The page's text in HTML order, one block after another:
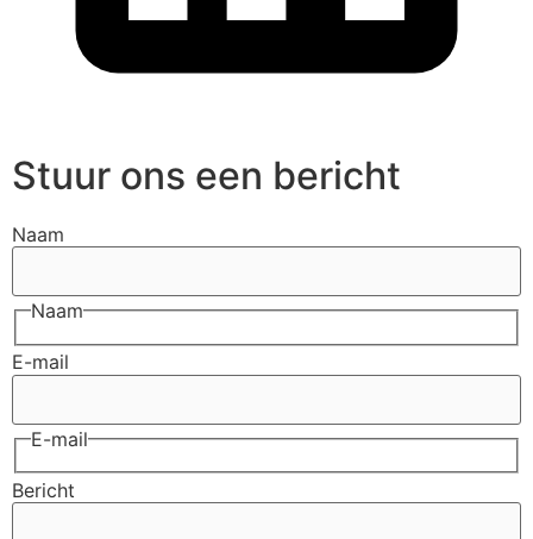
Stuur ons een bericht
Naam
Naam
E-mail
E-mail
Bericht